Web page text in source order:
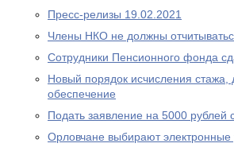
Пресс-релизы 19.02.2021
Члены НКО не должны
Сотрудники Пенсионного фонда
Новый порядок исчисления
обеспечение
Подать заявление на 5000 рублей
Орловчане выбирают электронные